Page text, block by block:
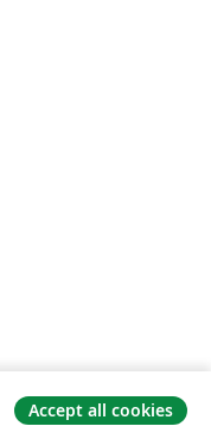
Accept all cookies